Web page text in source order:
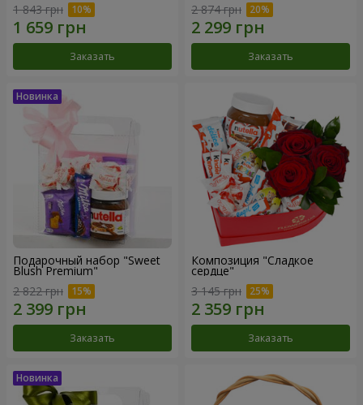
1 843 грн
Заказать
2 874 грн
Заказать
Подарочный набор "Sweet
Blush Premium"
2 822 грн
Заказать
Композиция "Сладкое
сердце"
3 145 грн
Заказать